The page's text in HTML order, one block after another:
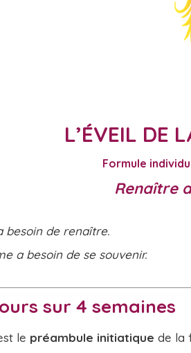
L’ÉVEIL DE
Formule
Renaître
de renaître.
a besoin de se souvenir.
sur 4 semaines
le préambule initiatique de la